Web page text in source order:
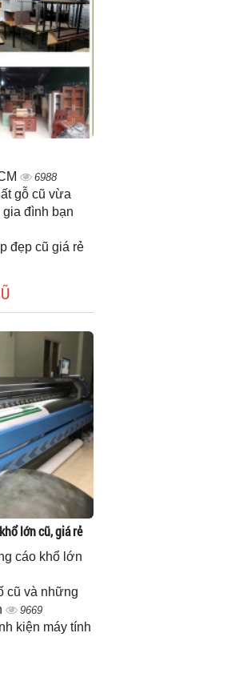
6988
gỗ cũ vừa
đình bạn
đẹp cũ giá rẻ
lớn cũ, giá rẻ
cáo khổ lớn
cũ và những
9669
kiện máy tính